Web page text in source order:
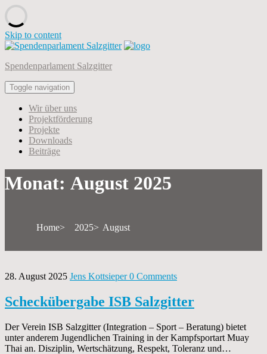
Skip to content
Spendenparlament Salzgitter
Toggle navigation
Wir über uns
Projektförderung
Projekte
Downloads
Beiträge
Monat: August 2025
Home 2025 August
28. August 2025 Jens Kottsieper0 Comments
Scheckübergabe ISB Salzgitter
Der Verein ISB Salzgitter (Integration – Sport – Beratung) bietet
unter anderem Jugendlichen Training in der Kampfsportart Muay
Thai an. Disziplin, Wertschätzung, Respekt, Toleranz und…